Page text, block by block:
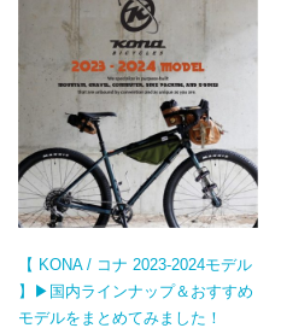
【 KONA / コナ 2023-2024モデル
】▶国内ラインナップ＆おすすめ
モデルをまとめてみました！